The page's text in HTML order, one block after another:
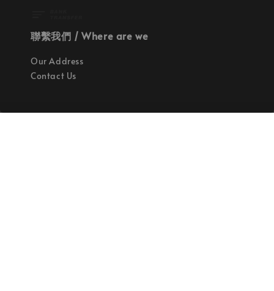
聯繫我們 / Where are we
Our Address
Contact Us